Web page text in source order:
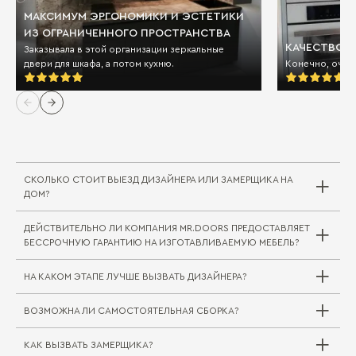
МАКСИМУМ ЭРГОНОМИКИ И ЭСТЕТИКИ
ИЗ ОГРАНИЧЕННОГО ПРОСТРАНСТВА
Заказывала в этой организации зеркальные
двери для шкафа, а потом кухню.
КАЧЕСТВО
Конечно,
СКОЛЬКО СТОИТ ВЫЕЗД ДИЗАЙНЕРА ИЛИ ЗАМЕРЩИКА НА
ДОМ?
Выезд дизайнера/замерщика в компании
требуется выехать на отдаленное расстояние
за пределы города или в другой город/
регион, может взиматься плата за проезд
специалиста. Сама услуга замера при этом
бесплатна.
ДЕЙСТВИТЕЛЬНО ЛИ КОМПАНИЯ MR.DOORS ПРЕДОСТАВЛЯЕТ
БЕССРОЧНУЮ ГАРАНТИЮ НА ИЗГОТАВЛИВАЕМУЮ МЕБЕЛЬ?
Совершенно верно. На мебельные комплекты
для жилой и кухонной зоны Mr.Doors
предоставляется бессрочная гарантия.
НА КАКОМ ЭТАПЕ ЛУЧШЕ ВЫЗВАТЬ ДИЗАЙНЕРА?
Вызвать дизайнера можно на любом этапе
ВОЗМОЖНА ЛИ САМОСТОЯТЕЛЬНАЯ СБОРКА?
Самостоятельная сборка (как и доставка) не
КАК ВЫЗВАТЬ ЗАМЕРЩИКА?